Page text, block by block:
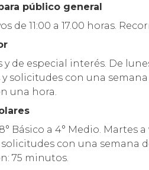
público general
de 11:00 a 17.00 horas.
de especial interés. De
y solicitudes con una
una hora.
Básico a 4° Medio. Martes
solicitudes con una semana
75 minutos.